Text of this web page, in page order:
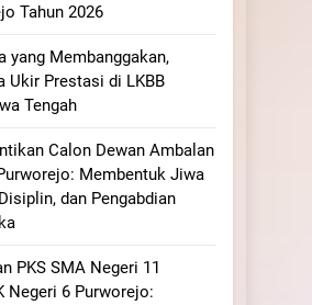
Tahun 2026
yang Membanggakan,
Ukir Prestasi di LKBB
Tengah
Calon Dewan Ambalan
Membentuk Jiwa
dan Pengabdian
PKS SMA Negeri 11
Negeri 6 Purworejo: